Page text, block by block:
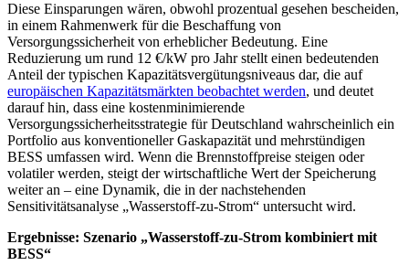
Diese Einsparungen wären, obwohl prozentual gesehen bescheiden,
in einem Rahmenwerk für die Beschaffung von
Versorgungssicherheit von erheblicher Bedeutung. Eine
Reduzierung um rund 12 €/kW pro Jahr stellt einen bedeutenden
Anteil der typischen Kapazitätsvergütungsniveaus dar, die auf
europäischen Kapazitätsmärkten beobachtet werden, und deutet
darauf hin, dass eine kostenminimierende
Versorgungssicherheitsstrategie für Deutschland wahrscheinlich ein
Portfolio aus konventioneller Gaskapazität und mehrstündigen
BESS umfassen wird. Wenn die Brennstoffpreise steigen oder
volatiler werden, steigt der wirtschaftliche Wert der Speicherung
weiter an – eine Dynamik, die in der nachstehenden
Sensitivitätsanalyse „Wasserstoff-zu-Strom“ untersucht wird.
Ergebnisse: Szenario „Wasserstoff-zu-Strom kombiniert mit
BESS“